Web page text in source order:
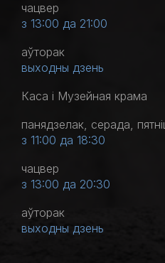
чацвер
з 13:00 да 21:00
аўторак
выходны дзень
Каса і Музейная крама
панядзелак, серада,
з 11:00 да 18:30
чацвер
з 13:00 да 20:30
аўторак
выходны дзень